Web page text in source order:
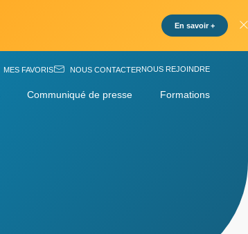
En savoir +
MES FAVORIS NOUS CONTACTERNOUS REJOINDRE
Communiqué de presse Formations